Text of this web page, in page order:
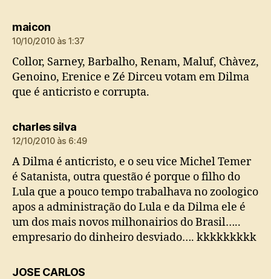
maicondiz:
10/10/2010 às 1:37
Collor, Sarney, Barbalho, Renam, Maluf, Chàvez,
Genoino, Erenice e Zé Dirceu votam em Dilma
que é anticristo e corrupta.
charles silvadiz:
12/10/2010 às 6:49
A Dilma é anticristo, e o seu vice Michel Temer
é Satanista, outra questão é porque o filho do
Lula que a pouco tempo trabalhava no zoologico
apos a administração do Lula e da Dilma ele é
um dos mais novos milhonairios do Brasil…..
empresario do dinheiro desviado…. kkkkkkkkk
JOSE CARLOSdiz: